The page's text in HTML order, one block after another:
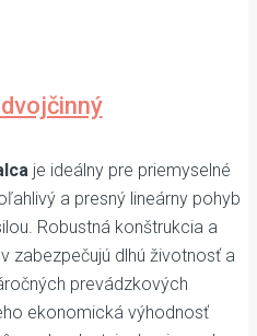
je ideálny pre priemyselné
a presný lineárny pohyb
Robustná konštrukcia a
zabezpečujú dlhú životnosť a
prevádzkových
ekonomická výhodnosť